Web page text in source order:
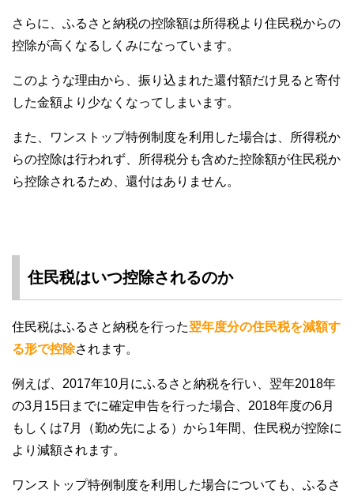
さらに、ふるさと納税の控除額は所得税より住民税からの
控除が高くなるしくみになっています。
このような理由から、振り込まれた還付額だけ見ると寄付
した金額より少なくなってしまいます。
また、ワンストップ特例制度を利用した場合は、所得税か
らの控除は行われず、所得税分も含めた控除額が住民税か
ら控除されるため、還付はありません。
住民税はいつ控除されるのか
住民税はふるさと納税を行った翌年度分の住民税を減額す
る形で控除されます。
例えば、2017年10月にふるさと納税を行い、翌年2018年
の3月15日までに確定申告を行った場合、2018年度の6月
もしくは7月（勤め先による）から1年間、住民税が控除に
より減額されます。
ワンストップ特例制度を利用した場合についても、ふるさ